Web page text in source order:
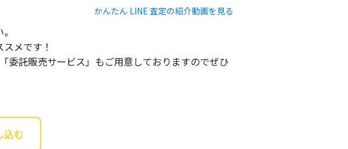
かんたん LINE 査定の紹介動画を見る
メです！
委託販売サービス」もご用意しておりますのでぜひ
込む